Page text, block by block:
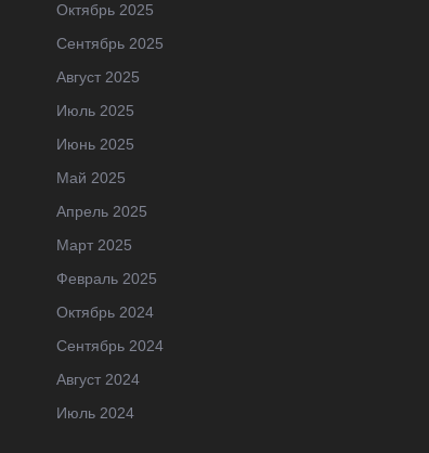
Октябрь 2025
Сентябрь 2025
Август 2025
Июль 2025
Июнь 2025
Май 2025
Апрель 2025
Март 2025
Февраль 2025
Октябрь 2024
Сентябрь 2024
Август 2024
Июль 2024